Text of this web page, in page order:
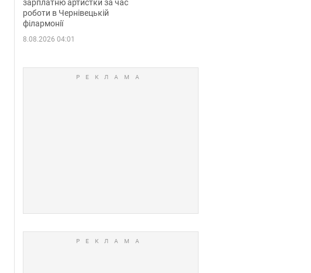
зарплатню артистки за час
роботи в Чернівецькій
філармонії
8.08.2026 04:01